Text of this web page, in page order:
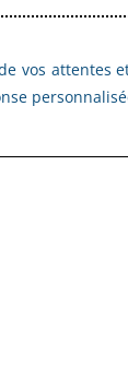
vos attentes